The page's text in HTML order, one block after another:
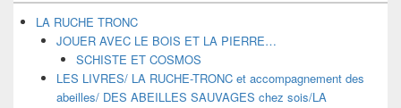
LA RUCHE TRONC
JOUER AVEC LE BOIS ET LA PIERRE…
SCHISTE ET COSMOS
LES LIVRES/ LA RUCHE-TRONC et accompagnement des
abeilles/ DES ABEILLES SAUVAGES chez sois/LA